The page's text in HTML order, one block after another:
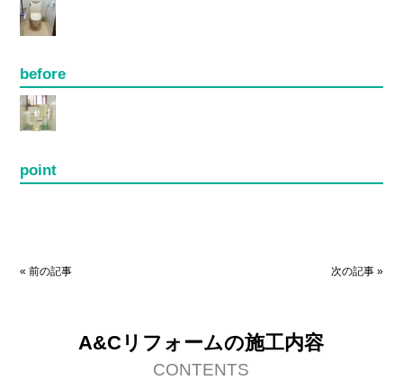
before
point
«前の記事 次の記事»
A&Cリフォームの施工内容
CONTENTS